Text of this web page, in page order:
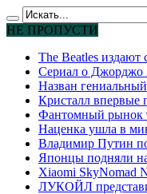
НЕ ПРОПУСТИ
The Beatles
Сериал о Джорджо
Назван
Кристалл впервые
Фантомный рынок
Наценка ушла в
Владимир Путин
Японцы подняли
Xiaomi SkyNomad
ЛУКОЙЛ